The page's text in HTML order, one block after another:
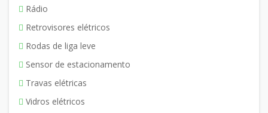
Rádio
Retrovisores elétricos
Rodas de liga leve
Sensor de estacionamento
Travas elétricas
Vidros elétricos